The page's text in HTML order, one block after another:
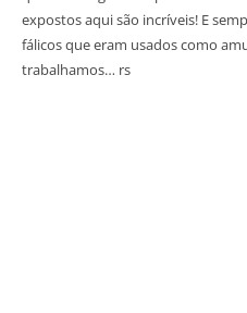
expostos aqui são incríveis! E
fálicos que eram usados como
trabalhamos… rs